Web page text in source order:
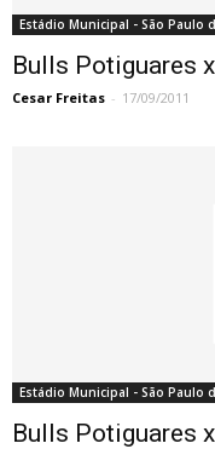
Estádio Municipal - São Paulo
Bulls Potiguares
Cesar Freitas - 17/09/2011
Estádio Municipal - São Paulo
Bulls Potiguares